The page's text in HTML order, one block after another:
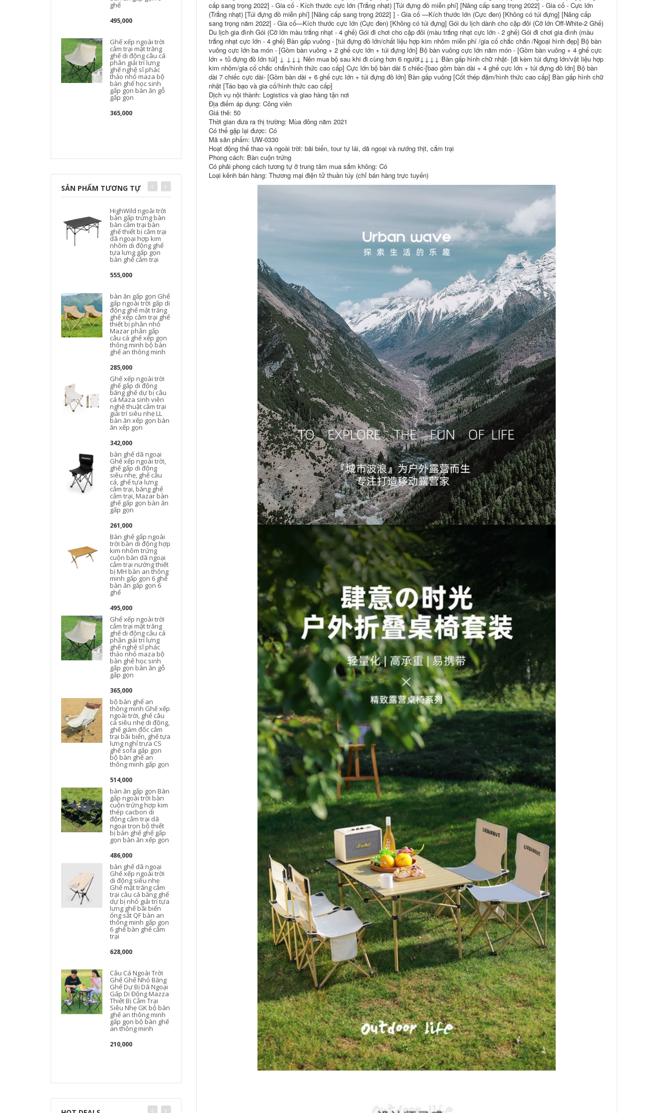
ghế
495,000
Ghế xếp ngoài trời
cắm trại mặt trăng
ghế di động câu cá
phân giải trí lưng
ghế nghệ sĩ phác
thảo nhỏ maza bộ
bàn ghế học sinh
gấp gọn bàn ăn gỗ
gấp gọn
365,000
Siêu Nhẹ GK bộ bàn
ghế an thông minh
gấp gọn bộ bàn ghế
an thông minh
210,000
bộ bàn ghế học sinh
gấp gọn Bàn gấp
ngoài trời hợp kim
nhôm trứng cuộn
bàn di động bàn
cắm trại dã ngoại Bộ
bàn ghế cắm trại
cung cấp thiết bị ghế
cao gấp gọn ghế
gấp gọn
426,000
Phân Bãi Biển Ghế
bộ bàn ghế học sinh
gấp gọn bộ bàn ăn
gấp gọn 6 ghế
451,000
ghế tựa lưng gấp
gọn Đô Thị Sóng
Ghế Gấp Ngoài Trời
Di Động Dã Ngoại
Kermit Ghế Siêu
Nhẹ Câu Cá Cắm
lịch bàn ghế gấp
thông minh
SẢN PHẨM TƯƠNG TỰ
HighWild ngoài trời
bàn gấp trứng bàn
bàn cắm trại bàn
ghế thiết bị cắm trại
dã ngoại hợp kim
nhôm di động ghế
tựa lưng gấp gọn
bàn ghế cắm trại
555,000
bàn ăn gấp gọn Ghế
gấp ngoài trời gấp di
động ghế mặt trăng
ghế xếp cắm trại ghế
thiết bị phân nhỏ
Mazar phân gấp
câu cá ghế xếp gọn
thông minh bộ bàn
ghế an thông minh
285,000
Ghế xếp ngoài trời
ghế gấp di động
băng ghế dự bị câu
cá Maza sinh viên
nghệ thuật cắm trại
giải trí siêu nhẹ LL
bàn ăn xếp gọn bàn
ăn xếp gọn
342,000
bàn ghế dã ngoại
Ghế xếp ngoài trời,
ghế gấp di động
siêu nhẹ, ghế câu
cá, ghế tựa lưng
cắm trại, băng ghế
cắm trại, Mazar bàn
ghế gấp gọn bàn ăn
gấp gọn
261,000
Bàn ghế gấp ngoài
trời bàn di động hợp
kim nhôm trứng
cuộn bàn dã ngoại
cắm trại nướng thiết
bị MH bàn an thông
minh gấp gọn 6 ghế
bàn ăn gấp gọn 6
ghế
495,000
Ghế xếp ngoài trời
cắm trại mặt trăng
ghế di động câu cá
phân giải trí lưng
ghế nghệ sĩ phác
thảo nhỏ maza bộ
bàn ghế học sinh
gấp gọn bàn ăn gỗ
gấp gọn
365,000
bộ bàn ghế an
thông minh Ghế xếp
ngoài trời, ghế câu
cá siêu nhẹ di động,
ghế giám đốc cắm
trại bãi biển, ghế tựa
lưng nghỉ trưa CS
ghế sofa gấp gọn
bộ bàn ghế an
thông minh gấp gọn
514,000
bàn ăn gấp gọn Bàn
gấp ngoài trời bàn
cuộn trứng hợp kim
thép cacbon di
động cắm trại dã
ngoại trọn bộ thiết
bị bàn ghế ghế gấp
gọn bàn ăn xếp gọn
486,000
bàn ghế dã ngoại
Ghế xếp ngoài trời
di động siêu nhẹ
Ghế mặt trăng cắm
trại câu cá băng ghế
dự bị nhỏ giải trí tựa
lưng ghế bãi biển
ống sắt QF bàn an
thông minh gấp gọn
6 ghế bàn ghế cắm
trại
628,000
Câu Cá Ngoài Trời
Ghế Ghế Nhỏ Băng
Ghế Dự Bị Dã Ngoại
Gấp Di Động Mazza
Thiết Bị Cắm Trại
Siêu Nhẹ GK bộ bàn
ghế an thông minh
gấp gọn bộ bàn ghế
an thông minh
210,000
nhôm trứng cuộn
cung cấp thiết bị ghế
cao gấp gọn ghế
ghế gấp gọn Bàn
ghế xếp ngoài trời
dã ngoại, thiết bị và
vật dụng cắm trại
ngoài trời, bàn cuộn
trứng gấp hợp kim
nhôm di động ghế
sofa gấp gọn bàn
Urban Wave Bàn
Ghế Gấp Ngoài Trời
Hoàn Toàn Bằng
Nhôm Dã Ngoại BBQ
Nhẹ Bàn Nhỏ Thiết
Bị Cắm Trại Tour Tự
Lái Xe ghế gấp gọn
bộ bàn ghế an
bộ bàn ghế ăn cơm
gấp gọn Đô Thị
Sóng Ghế Gấp
Ngoài Trời Cắm Trại
Ghế Ghế Trung Thu
Bãi Biển Ghế Di
Động Mazar Ghế
Xếp Câu Cá Phân
Đô Thị Sóng Ghế
Gấp Ngoài Trời
Kermit Ghế Di Động
Cắm Trại Lưng Ghế
Dã Ngoại Câu Cá
Phân Bãi Biển Ghế
bộ bàn ghế học sinh
gấp gọn bộ bàn ăn
gấp gọn 6 ghế
ghế tựa lưng gấp
gọn Đô Thị Sóng
Ghế Gấp Ngoài Trời
Di Động Dã Ngoại
Kermit Ghế Siêu
Nhẹ Câu Cá Cắm
Trại Cung Cấp Thiết
Bị Ghế bàn ghế du
lịch bàn ghế gấp
bộ bàn ghế gấp gọn
Ngoài Trời Bàn Gấp
Di Động Cắm Trại
Bàn Dã Ngoại Bộ
Bàn Ghế Cắm Trại
Hoàn Chỉnh Thiết Bị
Tiếp Liệu Trứng
Cuộn Bàn CS ghế
sofa gấp gọn ghế
Ghế Kermit ghế cắm
trại ngoài trời ghế
gấp di động bãi biển
ghế siêu nhẹ câu cá
phân ghế xếp gọn
thông minh bàn ăn
Ghế xếp ngoài trời,
ghế gấp di động,
ghế tựa nhỏ sinh
viên nghệ thuật
Mazar, ghế cắm trại
siêu nhẹ, ghế câu cá
bàn ghế du lịch ghế
ghế gấp gọn Đô Thị
Sóng Ghế Gấp
Ngoài Trời Cắm Trại
Gấp Di Động Phân
Xếp Hàng Hiện Vật
Câu Cá Pony Băng
Ghế Dự Bị bộ bàn
ghế ăn cơm gấp gọn
ghế picnic di động,
bàn trứng cuộn,
bàn cắm trại, trọn
bộ trang thiết bị vật
bộ bàn ăn 4 ghế gấp
gọn Ngoài Trời Ghế
Gấp Di Động Cắm
Trại Dã Ngoại Câu
Cá Ghế Sinh Viên
Nghệ Thuật Băng
Ghế Dự Bị Siêu Nhẹ
Gấp Pony Phân bàn
ăn gỗ gấp gọn bàn
ăn gỗ gấp gọn
214,000
bàn ghế du lịch Bàn
ghế gấp ngoài trời
nhôm di động trứng
cuộn bàn cắm trại
dã ngoại bàn nướng
thiết bị QF bộ bàn
ăn gấp gọn 6 ghế bộ
bàn ghế ăn cơm gấp
gọn
507,000
Đô Thị Sóng Cắm
Trại Ngoài Trời
Hoang Dã Câu Cá
Nền Tảng Câu Cá
Tựa Lưng Ghế Câu
Cá Siêu Nhẹ Mọi Địa
Hình Maza Gấp Câu
Cá Ghế ghế nằm
gấp gọn ghế tựa
lưng gấp gọn
281,000
bộ bàn ghế học sinh
gấp gọn Bàn ghế
xếp ngoài trời cắm
trại dã ngoại cắm
trại thiết bị cung cấp
xe di động du lịch tự
lái gỗ nguyên khối
bàn cuộn trứng bộ
bàn ghế gấp gọn
ghế xếp gọn thông
minh
1,766,000
ghế sofa gấp gọn
Bàn gấp ngoài trời
gấp gọn bàn cắm
trại di động Bộ bàn
ghế dã ngoại cung
cấp thiết bị bàn
trứng cuộn hợp kim
nhôm ghế gấp gọn
bàn ghế gấp gọn
374,000
Ghế gấp ngoài trời,
ghế mặt trăng siêu
nhẹ di động, ghế
câu cá cắm trại, ghế
thư giãn dã ngoại,
cắm trại Maza nhỏ
ghế gấp gọn ghế
cao gấp gọn
446,000
Ngoài Trời Di Động
Bàn Gấp Trứng Bàn
Gian Hàng Cắm Trại
Giải Trí Dã Ngoại
Bàn Ghế Đa Năng
Thiết Bị Hoàn Chỉnh
Bàn bàn ghế gấp
ghế gấp gọn
363,000
ghế nằm gấp gọn Đô
Thị Sóng Ngoài Trời
Ghế Gấp Di Động
Thiết Bị Đánh Cá
Ghế Phân Nghệ Sĩ
Phác Thảo Ghế Gấp
ghế ngủ gấp gọn
bàn ghế dã ngoại
289,000
Đô Thị Sóng Ghế
Gấp Ngoài Trời Di
Động Giải Trí Cắm
Trại Ghế Gỗ Chắc
Chắn Siêu Nhẹ
Trăng Bướm Ghế
bàn ghế gấp gọn
bàn ghế ăn gấp gọn
724,000
cấp sang trọng 2022] - Gia cố - Kích thước cực lớn (Trắng nhạt) [Túi đựng đồ miễn phí] [Nâng cấp sang trọng 2022] - Gia cố - Cực lớn
(Trắng nhạt) [Túi đựng đồ miễn phí] [Nâng cấp sang trọng 2022] ] - Gia cố —Kích thước lớn (Cực đen) [Không có túi đựng] [Nâng cấp
sang trọng năm 2022] - Gia cố—Kích thước cực lớn (Cực đen) [Không có túi đựng] Gói du lịch dành cho cặp đôi (Cỡ lớn Off-White-2 Ghế)
Du lịch gia đình Gói (Cỡ lớn màu trắng nhạt - 4 ghế) Gói đi chơi cho cặp đôi (màu trắng nhạt cực lớn - 2 ghế) Gói đi chơi gia đình (màu
trắng nhạt cực lớn - 4 ghế) Bàn gấp vuông - [túi đựng đồ lớn/chất liệu hợp kim nhôm miễn phí /gia cố chắc chắn /Ngoại hình đẹp] Bộ bàn
vuông cực lớn ba món - [Gồm bàn vuông + 2 ghế cực lớn + túi đựng lớn] Bộ bàn vuông cực lớn năm món - [Gồm bàn vuông + 4 ghế cực
lớn + tủ đựng đồ lớn túi] ↓ ↓↓↓ Nên mua bộ sau khi đi cùng hơn 6 người↓↓↓↓ Bàn gấp hình chữ nhật- [đi kèm túi đựng lớn/vật liệu hợp
kim nhôm/gia cố chắc chắn/hình thức cao cấp] Cực lớn bộ bàn dài 5 chiếc-[bao gồm bàn dài + 4 ghế cực lớn + túi đựng đồ lớn] Bộ bàn
dài 7 chiếc cực dài- [Gồm bàn dài + 6 ghế cực lớn + túi đựng đồ lớn] Bàn gấp vuông [Cốt thép đậm/hình thức cao cấp] Bàn gấp hình chữ
nhật [Táo bạo và gia cố/hình thức cao cấp]
Dịch vụ nội thành: Logistics và giao hàng tận nơi
Địa điểm áp dụng: Công viên
Giá thẻ: 50
Thời gian đưa ra thị trường: Mùa đông năm 2021
Có thể gập lại được: Có
Mã sản phẩm: UW-0330
Hoạt động thể thao và ngoài trời: bãi biển, tour tự lái, dã ngoại và nướng thịt, cắm trại
Phong cách: Bàn cuộn trứng
Có phải phong cách tương tự ở trung tâm mua sắm không: Có
Loại kênh bán hàng: Thương mại điện tử thuần túy (chỉ bán hàng trực tuyến)